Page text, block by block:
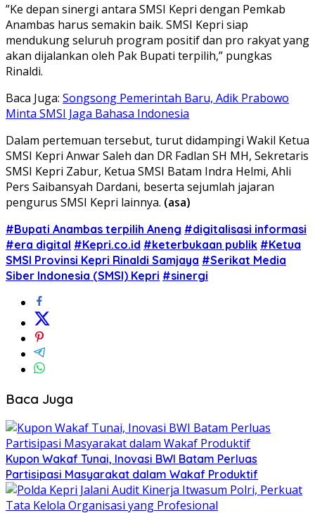
”Ke depan sinergi antara SMSI Kepri dengan Pemkab
Anambas harus semakin baik. SMSI Kepri siap
mendukung seluruh program positif dan pro rakyat yang
akan dijalankan oleh Pak Bupati terpilih,” pungkas
Rinaldi.
Baca Juga: Songsong Pemerintah Baru, Adik Prabowo
Minta SMSI Jaga Bahasa Indonesia
Dalam pertemuan tersebut, turut didampingi Wakil Ketua
SMSI Kepri Anwar Saleh dan DR Fadlan SH MH, Sekretaris
SMSI Kepri Zabur, Ketua SMSI Batam Indra Helmi, Ahli
Pers Saibansyah Dardani, beserta sejumlah jajaran
pengurus SMSI Kepri lainnya. (asa)
#Bupati Anambas terpilih Aneng #digitalisasi informasi
#era digital #Kepri.co.id #keterbukaan publik #Ketua
SMSI Provinsi Kepri Rinaldi Samjaya #Serikat Media
Siber Indonesia (SMSI) Kepri #sinergi
Baca Juga
Kupon Wakaf Tunai, Inovasi BWI Batam Perluas
Partisipasi Masyarakat dalam Wakaf Produktif